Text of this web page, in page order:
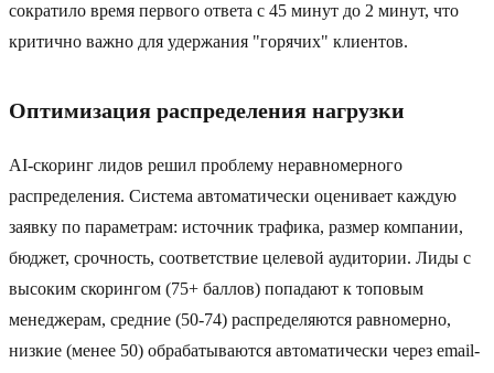
сократило время первого ответа с 45 минут до 2 минут, что
критично важно для удержания "горячих" клиентов.
Оптимизация распределения нагрузки
AI-скоринг лидов решил проблему неравномерного
распределения. Система автоматически оценивает каждую
заявку по параметрам: источник трафика, размер компании,
бюджет, срочность, соответствие целевой аудитории. Лиды с
высоким скорингом (75+ баллов) попадают к топовым
менеджерам, средние (50-74) распределяются равномерно,
низкие (менее 50) обрабатываются автоматически через email-